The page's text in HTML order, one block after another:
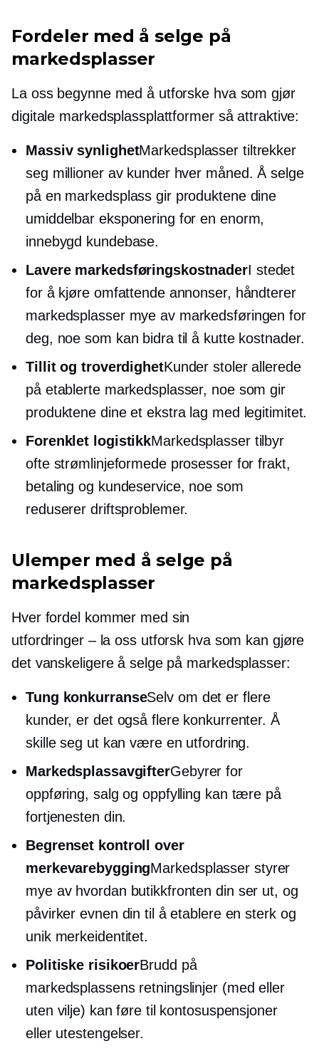
Fordeler med å selge på
markedsplasser
La oss begynne med å utforske hva som gjør
digitale markedsplassplattformer så attraktive:
Massiv synlighetMarkedsplasser tiltrekker
seg millioner av kunder hver måned. Å selge
på en markedsplass gir produktene dine
umiddelbar eksponering for en enorm,
innebygd kundebase.
Lavere markedsføringskostnaderI stedet
for å kjøre omfattende annonser, håndterer
markedsplasser mye av markedsføringen for
deg, noe som kan bidra til å kutte kostnader.
Tillit og troverdighetKunder stoler allerede
på etablerte markedsplasser, noe som gir
produktene dine et ekstra lag med legitimitet.
Forenklet logistikkMarkedsplasser tilbyr
ofte strømlinjeformede prosesser for frakt,
betaling og kundeservice, noe som
reduserer driftsproblemer.
Ulemper med å selge på
markedsplasser
Hver fordel kommer med sin
utfordringer – la ossutforsk hva som kan gjøre
det vanskeligere å selge på markedsplasser:
Tung konkurranseSelv om det er flere
kunder, er det også flere konkurrenter. Å
skille seg ut kan være en utfordring.
MarkedsplassavgifterGebyrer for
oppføring, salg og oppfylling kan tære på
fortjenesten din.
Begrenset kontroll over
merkevarebyggingMarkedsplasser styrer
mye av hvordan butikkfronten din ser ut, og
påvirker evnen din til å etablere en sterk og
unik merkeidentitet.
Politiske risikoerBrudd på
markedsplassens retningslinjer (med eller
uten vilje) kan føre til kontosuspensjoner
eller utestengelser.